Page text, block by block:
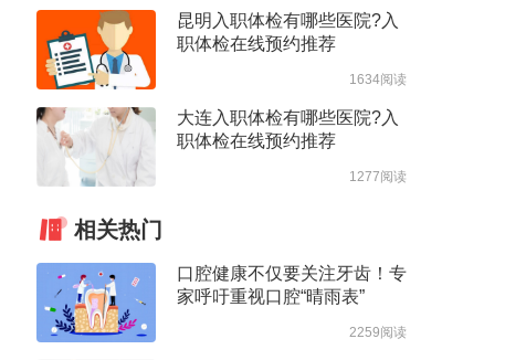
昆明入职体检有哪些医院?入
职体检在线预约推荐
1634阅读
大连入职体检有哪些医院?入
职体检在线预约推荐
1277阅读
相关热门
口腔健康不仅要关注牙齿！专
家呼吁重视口腔“晴雨表”
2259阅读